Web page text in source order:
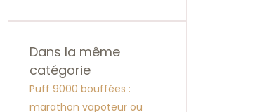
Dans la même
catégorie
Puff 9000 bouffées :
marathon vapoteur ou